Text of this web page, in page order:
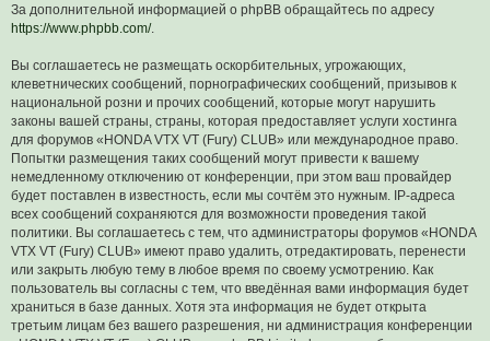
За дополнительной информацией о phpBB обращайтесь по адресу
https://www.phpbb.com/.
Вы соглашаетесь не размещать оскорбительных, угрожающих,
клеветнических сообщений, порнографических сообщений, призывов к
национальной розни и прочих сообщений, которые могут нарушить
законы вашей страны, страны, которая предоставляет услуги хостинга
для форумов «HONDA VTX VT (Fury) CLUB» или международное право.
Попытки размещения таких сообщений могут привести к вашему
немедленному отключению от конференции, при этом ваш провайдер
будет поставлен в известность, если мы сочтём это нужным. IP-адреса
всех сообщений сохраняются для возможности проведения такой
политики. Вы соглашаетесь с тем, что администраторы форумов «HONDA
VTX VT (Fury) CLUB» имеют право удалить, отредактировать, перенести
или закрыть любую тему в любое время по своему усмотрению. Как
пользователь вы согласны с тем, что введённая вами информация будет
храниться в базе данных. Хотя эта информация не будет открыта
третьим лицам без вашего разрешения, ни администрация конференции